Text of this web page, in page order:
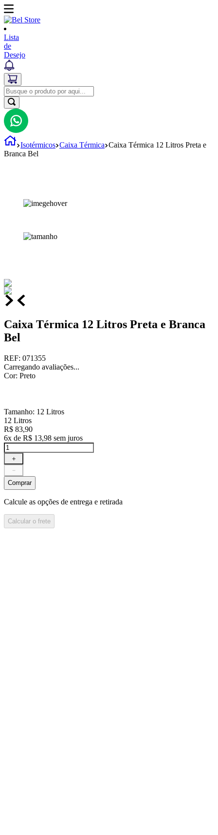
Lista
de
Desejo
Isotérmicos Caixa Térmica Caixa Térmica 12 Litros Preta e
Branca Bel
Caixa Térmica 12 Litros Preta e Branca
Bel
REF: 071355
Carregando avaliações...
Cor: Preto
Tamanho: 12 Litros
12 Litros
R$ 83,90
6x de R$ 13,98 sem juros
＋
－
Comprar
Calcule as opções de entrega e retirada
Calcular o frete